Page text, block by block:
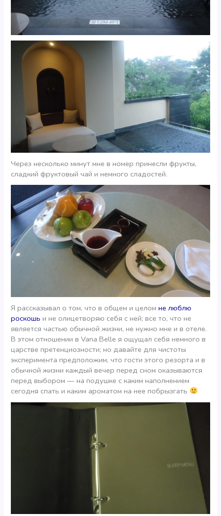
Через несколько минут мне в номер принесли фрукты,
сладкий фруктовый чай и немного сладостей.
Я рассказывал о том, что в общем и целомне люблю
роскошь и не олицетворяю себя с ней; все то, что не
является частью обычной жизни, не нужно мне и в отеле.
В этом отношении в Vana Belle я ощущал себя немного в
царстве претенциозности; но давайте для чистоты
эксперимента предположим, что гости этого резорта и в
обычной жизни каждый вечер перед сном оказываются
перед выбором — на подушке с каким наполнением
сегодня спать и каким ароматом на нее побрызгать